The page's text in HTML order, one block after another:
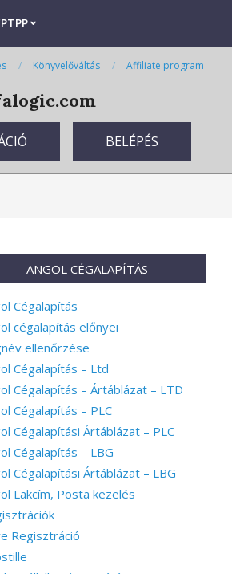
Könyvelőváltás Affiliate program
BELÉPÉS
ANGOL CÉGALAPÍTÁS
Cégalapítás
cégalapítás előnyei
ellenőrzése
Cégalapítás – Ltd
Cégalapítás – Ártáblázat – LTD
Cégalapítás – PLC
Cégalapítási Ártáblázat – PLC
Cégalapítás – LBG
Cégalapítási Ártáblázat – LBG
Lakcím, Posta kezelés
Regisztráció